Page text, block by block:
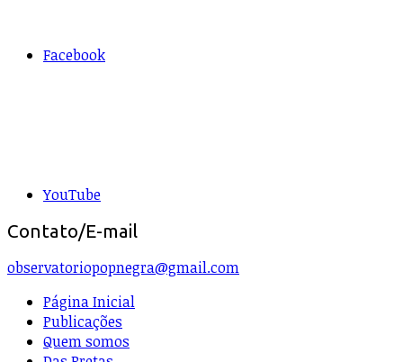
Facebook
YouTube
Contato/E-mail
observatoriopopnegra@gmail.com
Página Inicial
Publicações
Quem somos